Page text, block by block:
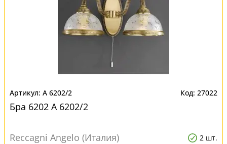
A 6202/2 27022
Бра 6202 A 6202/2
Reccagni Angelo (Италия) 2 шт.